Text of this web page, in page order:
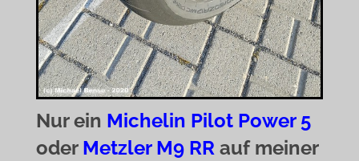
Nur ein Michelin Pilot Power 5
oder Metzler M9 RR auf meiner